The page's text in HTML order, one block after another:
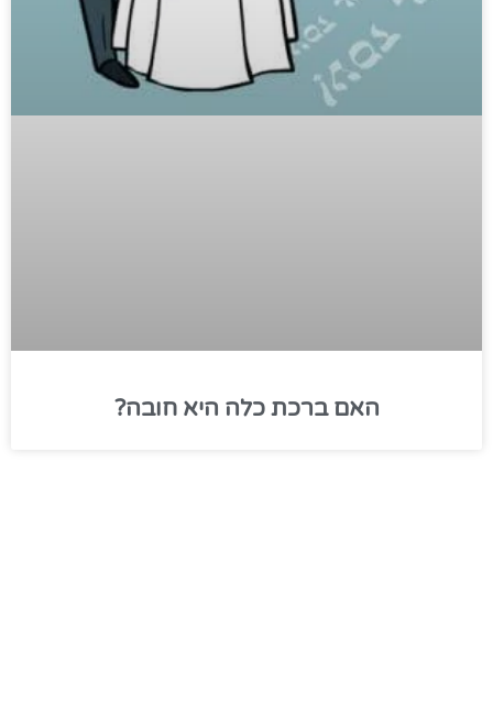
האם ברכת כלה היא חובה?